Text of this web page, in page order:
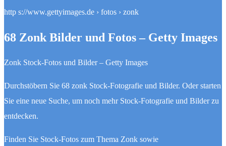
http s://www.gettyimages.de › fotos › zonk
68 Zonk Bilder und Fotos – Getty Images
Zonk Stock-Fotos und Bilder – Getty Images
Durchstöbern Sie 68 zonk Stock-Fotografie und Bilder. Oder starten
Sie eine neue Suche, um noch mehr Stock-Fotografie und Bilder zu
entdecken.
Finden Sie Stock-Fotos zum Thema Zonk sowie